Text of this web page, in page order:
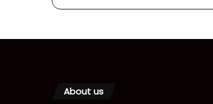
About us